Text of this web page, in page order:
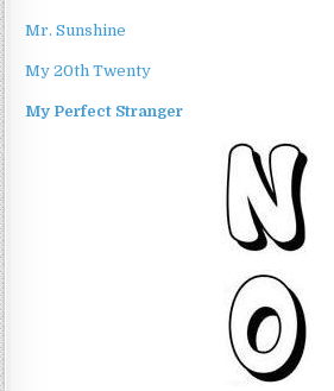
Mr. Sunshine
My 20th Twenty
My Perfect Stranger